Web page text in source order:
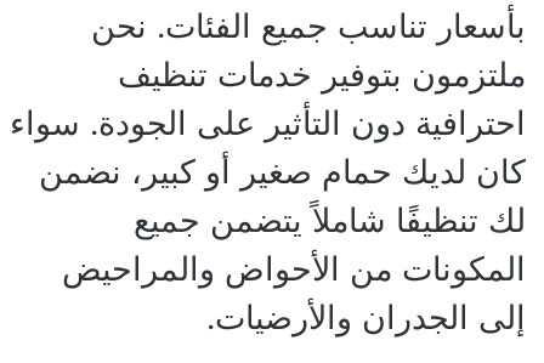
بأسعار تناسب جميع الفئات. نحن
ملتزمون بتوفير خدمات تنظيف
احترافية دون التأثير على الجودة. سواء
كان لديك حمام صغير أو كبير، نضمن
لك تنظيفًا شاملاً يتضمن جميع
المكونات من الأحواض والمراحيض
إلى الجدران والأرضيات.